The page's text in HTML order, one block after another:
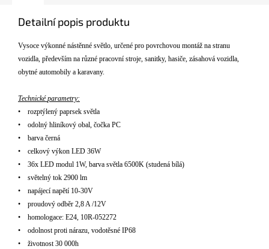
Detailní popis produktu
Vysoce výkonné nástěnné světlo, určené pro povrchovou montáž na stranu
vozidla, především na různé pracovní stroje, sanitky, hasiče, zásahová vozidla,
obytné automobily a karavany.
Technicképarametry:
• rozptýlený paprsek světla
• odolný hliníkový obal, čočka PC
• barva černá
• celkový výkon LED 36W
• 36x LED modul 1W, barva světla 6500K (studená bílá)
• světelný tok 2900 lm
• napájecí napětí 10-30V
• proudový odběr 2,8 A /12V
• homologace: E24, 10R-052272
• odolnost proti nárazu, vodotěsné IP68
• životnost 30 000h